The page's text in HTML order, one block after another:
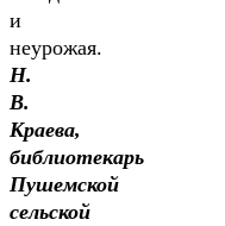
и
неурожая.
Н.
В.
Краева,
библиотекарь
Пушемской
сельской